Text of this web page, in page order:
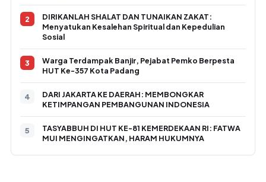
DIRIKANLAH SHALAT DAN TUNAIKAN ZAKAT:
Menyatukan Kesalehan Spiritual dan Kepedulian
Sosial
Warga Terdampak Banjir, Pejabat Pemko Berpesta
HUT Ke-357 Kota Padang
DARI JAKARTA KE DAERAH: MEMBONGKAR
KETIMPANGAN PEMBANGUNAN INDONESIA
TASYABBUH DI HUT KE-81 KEMERDEKAAN RI: FATWA
MUI MENGINGATKAN, HARAM HUKUMNYA